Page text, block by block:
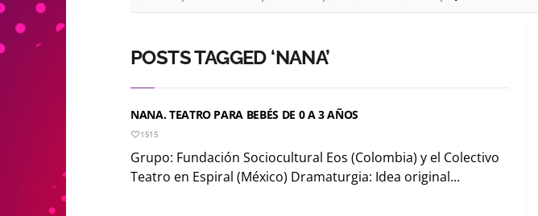
POSTS TAGGED ‘NANA’
NANA. TEATRO PARA BEBÉS DE 0 A 3 AÑOS
1515
Grupo: Fundación Sociocultural Eos (Colombia) y el Colectivo
Teatro en Espiral (México) Dramaturgia: Idea original...